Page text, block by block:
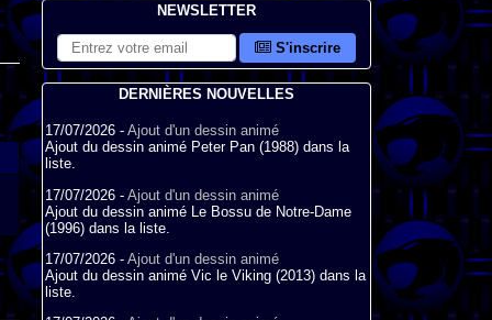
NEWSLETTER
S'inscrire
DERNIÈRES NOUVELLES
17/07/2026 - Ajout d'un dessin animé
Ajout du dessin animé Peter Pan (1988) dans la
liste.
17/07/2026 - Ajout d'un dessin animé
Ajout du dessin animé Le Bossu de Notre-Dame
(1996) dans la liste.
17/07/2026 - Ajout d'un dessin animé
Ajout du dessin animé Vic le Viking (2013) dans la
liste.